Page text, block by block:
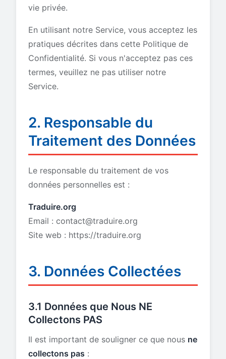
vie privée.
En utilisant notre Service, vous acceptez les
pratiques décrites dans cette Politique de
Confidentialité. Si vous n'acceptez pas ces
termes, veuillez ne pas utiliser notre
Service.
2. Responsable du
Traitement des Données
Le responsable du traitement de vos
données personnelles est :
Traduire.org
Email : contact@traduire.org
Site web : https://traduire.org
3. Données Collectées
3.1 Données que Nous NE
Collectons PAS
Il est important de souligner ce que nous ne
collectons pas :